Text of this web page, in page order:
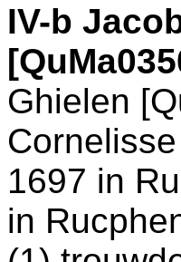
IV-b
Ghielen
1697 in
in